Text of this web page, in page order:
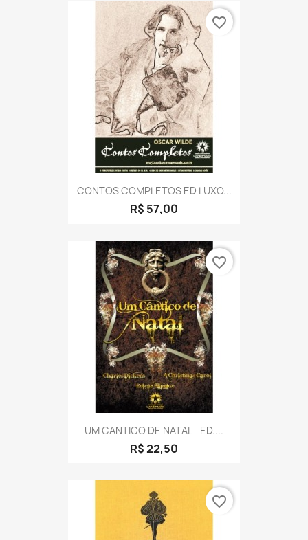
CONTOS COMPLETOS ED LUXO...
R$ 57,00
favorite_border
UM CANTICO DE NATAL - ED....
R$ 22,50
favorite_border
favorite_border